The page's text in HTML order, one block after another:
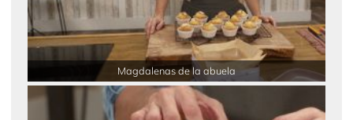
Magdalenas de la abuela